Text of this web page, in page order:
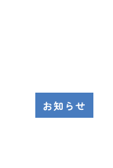
お知らせ